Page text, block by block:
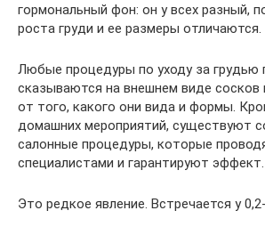
гормональный фон: он у всех разный,
роста груди и ее размеры отличаются.
Любые процедуры по уходу за грудью
сказываются на внешнем виде сосков
от того, какого они вида и формы.
домашних мероприятий, существуют
салонные процедуры, которые
специалистами и гарантируют эффект.
Это редкое явление. Встречается у